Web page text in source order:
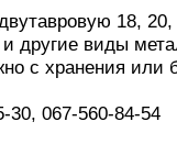
18,
другие виды
с хранения или
30, 067-560-84-54